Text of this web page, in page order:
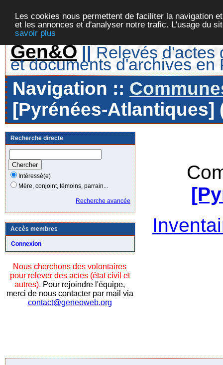
Les cookies nous permettent de faciliter la navigation
et les annonces et d'analyser notre trafic. L'usage du
savoir plus
Gen&O || Relevés d'actes
et documents d'archives en
Navigation ::
[Pyrénées-Atlantiques]
Recherche directe
Intéressé(e)
Mère, conjoint, témoins, parrain...
Recherche avancée
Accès membres
Connexion
Nous cherchons des volontaires
pour relever des actes (état civil et
autres). Pour rejoindre l'équipe,
merci de nous contacter par mail via
contact@geneoweb.org